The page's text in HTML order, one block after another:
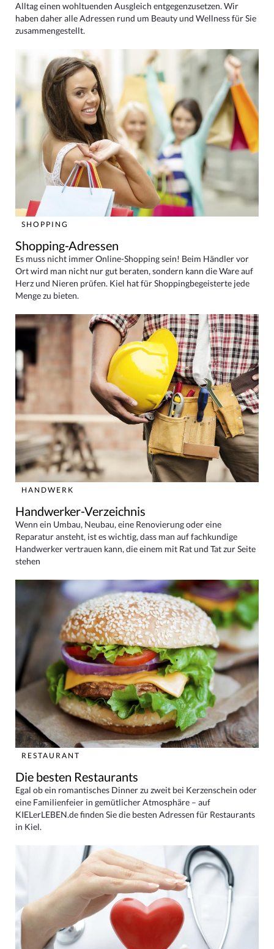
Alltag einen wohltuenden Ausgleich entgegenzusetzen. Wir
haben daher alle Adressen rund um Beauty und Wellness für Sie
zusammengestellt.
SHOPPING
Shopping-Adressen
Es muss nicht immer Online-Shopping sein! Beim Händler vor
Ort wird man nicht nur gut beraten, sondern kann die Ware auf
Herz und Nieren prüfen. Kiel hat für Shoppingbegeisterte jede
Menge zu bieten.
HANDWERK
Handwerker-Verzeichnis
Wenn ein Umbau, Neubau, eine Renovierung oder eine
Reparatur ansteht, ist es wichtig, dass man auf fachkundige
Handwerker vertrauen kann, die einem mit Rat und Tat zur Seite
stehen
RESTAURANT
Die besten Restaurants
Egal ob ein romantisches Dinner zu zweit bei Kerzenschein oder
eine Familienfeier in gemütlicher Atmosphäre – auf
KIELerLEBEN.de finden Sie die besten Adressen für Restaurants
in Kiel.